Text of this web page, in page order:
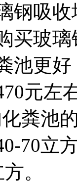
钢吸收
买玻
池更好
元左
粪池
70立
。